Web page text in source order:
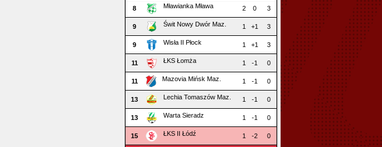
8 Mławianka Mława 2 0 3
9 Świt Nowy Dwór Maz. 1 +1 3
9 Wisła II Płock 1 +1 3
11 ŁKS Łomża 1 -1 0
11 Mazovia Mińsk Maz. 1 -1 0
13 Lechia Tomaszów Maz. 1 -1 0
13 Warta Sieradz 1 -1 0
15 ŁKS II Łódź 1 -2 0